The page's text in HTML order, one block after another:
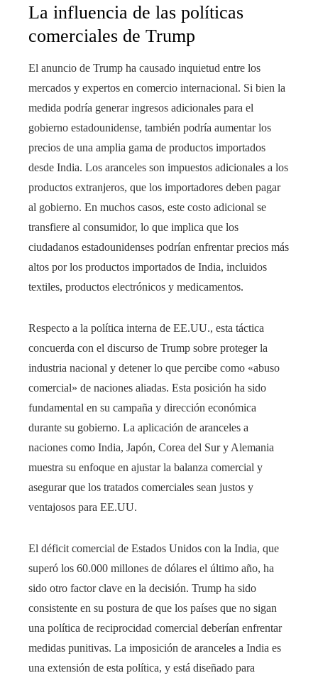
La influencia de las políticas
comerciales de Trump
El anuncio de Trump ha causado inquietud entre los
mercados y expertos en comercio internacional. Si bien la
medida podría generar ingresos adicionales para el
gobierno estadounidense, también podría aumentar los
precios de una amplia gama de productos importados
desde India. Los aranceles son impuestos adicionales a los
productos extranjeros, que los importadores deben pagar
al gobierno. En muchos casos, este costo adicional se
transfiere al consumidor, lo que implica que los
ciudadanos estadounidenses podrían enfrentar precios más
altos por los productos importados de India, incluidos
textiles, productos electrónicos y medicamentos.
Respecto a la política interna de EE.UU., esta táctica
concuerda con el discurso de Trump sobre proteger la
industria nacional y detener lo que percibe como «abuso
comercial» de naciones aliadas. Esta posición ha sido
fundamental en su campaña y dirección económica
durante su gobierno. La aplicación de aranceles a
naciones como India, Japón, Corea del Sur y Alemania
muestra su enfoque en ajustar la balanza comercial y
asegurar que los tratados comerciales sean justos y
ventajosos para EE.UU.
El déficit comercial de Estados Unidos con la India, que
superó los 60.000 millones de dólares el último año, ha
sido otro factor clave en la decisión. Trump ha sido
consistente en su postura de que los países que no sigan
una política de reciprocidad comercial deberían enfrentar
medidas punitivas. La imposición de aranceles a India es
una extensión de esta política, y está diseñado para